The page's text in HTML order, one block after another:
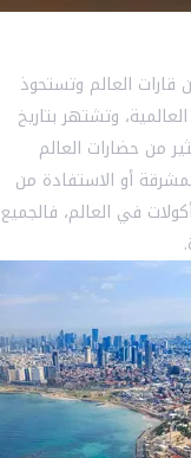
العالم وتستحوذ
وتشتهر بتاريخ
من حضارات العالم
أو الاستفادة من
في العالم، فالجميع